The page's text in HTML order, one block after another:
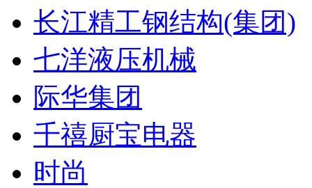
长江精工钢结构(集团)
七洋液压机械
际华集团
千禧厨宝电器
时尚